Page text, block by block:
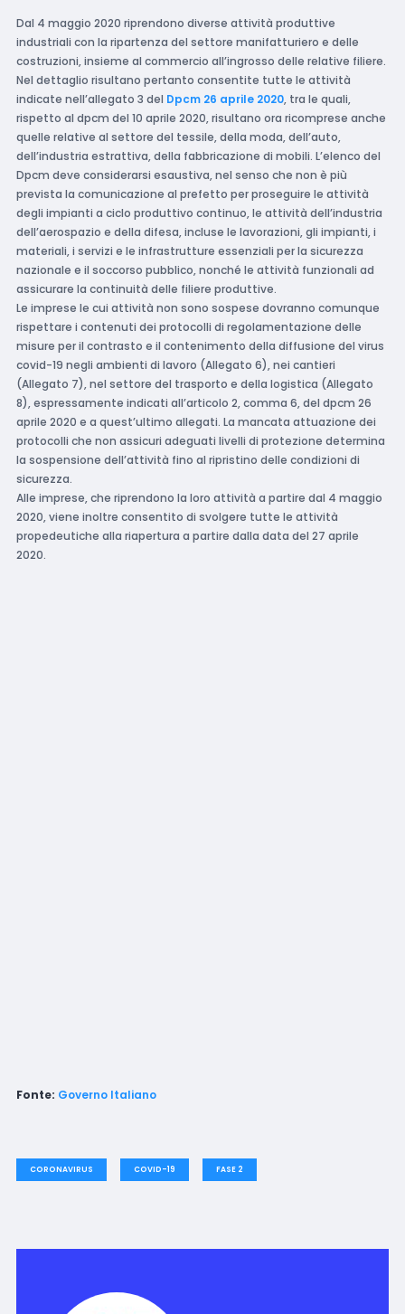
Dal 4 maggio 2020 riprendono diverse attività produttive
industriali con la ripartenza del settore manifatturiero e delle
costruzioni, insieme al commercio all’ingrosso delle relative filiere.
Nel dettaglio risultano pertanto consentite tutte le attività
indicate nell’allegato 3 del Dpcm 26 aprile 2020, tra le quali,
rispetto al dpcm del 10 aprile 2020, risultano ora ricomprese anche
quelle relative al settore del tessile, della moda, dell’auto,
dell’industria estrattiva, della fabbricazione di mobili. L’elenco del
Dpcm deve considerarsi esaustiva, nel senso che non è più
prevista la comunicazione al prefetto per proseguire le attività
degli impianti a ciclo produttivo continuo, le attività dell’industria
dell’aerospazio e della difesa, incluse le lavorazioni, gli impianti, i
materiali, i servizi e le infrastrutture essenziali per la sicurezza
nazionale e il soccorso pubblico, nonché le attività funzionali ad
assicurare la continuità delle filiere produttive.
Le imprese le cui attività non sono sospese dovranno comunque
rispettare i contenuti dei protocolli di regolamentazione delle
misure per il contrasto e il contenimento della diffusione del virus
covid-19 negli ambienti di lavoro (Allegato 6), nei cantieri
(Allegato 7), nel settore del trasporto e della logistica (Allegato
8), espressamente indicati all’articolo 2, comma 6, del dpcm 26
aprile 2020 e a quest’ultimo allegati. La mancata attuazione dei
protocolli che non assicuri adeguati livelli di protezione determina
la sospensione dell’attività fino al ripristino delle condizioni di
sicurezza.
Alle imprese, che riprendono la loro attività a partire dal 4 maggio
2020, viene inoltre consentito di svolgere tutte le attività
propedeutiche alla riapertura a partire dalla data del 27 aprile
2020.
Fonte: Governo Italiano
CORONAVIRUS COVID-19 FASE 2